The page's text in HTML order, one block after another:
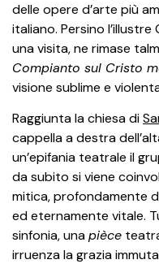
delle opere d’arte più
italiano. Persino l’illustre
una visita, ne rimase
Compianto sul Cristo
visione sublime e
Raggiunta la chiesa di
cappella a destra
un’epifania teatrale il
da subito si viene
mitica, profondamente
ed eternamente vitale.
sinfonia, unapièce
irruenza la grazia